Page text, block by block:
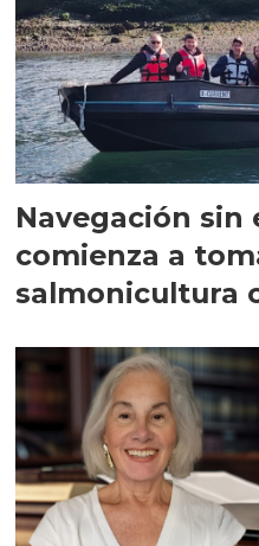
Navegación sin
comienza a
salmonicultura